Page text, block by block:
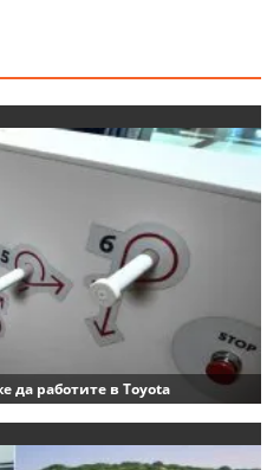
да работите в Toyota